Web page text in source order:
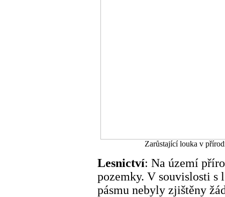
Zarůstající louka v
Lesnictví: Na území
pozemky. V souvislosti s
pásmu nebyly zjištěny